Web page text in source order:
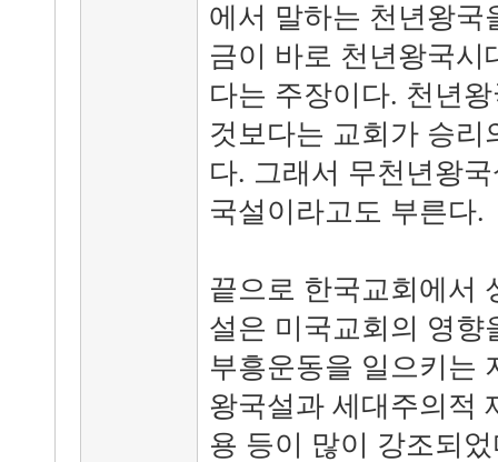
에서 말하는 천년왕국
금이 바로 천년왕국시
다는 주장이다. 천년
것보다는 교회가 승리
다. 그래서 무천년왕
국설이라고도 부른다.
끝으로 한국교회에서
설은 미국교회의 영향
부흥운동을 일으키는
왕국설과 세대주의적
용 등이 많이 강조되